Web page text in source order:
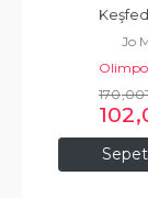
Jo
170,00
102